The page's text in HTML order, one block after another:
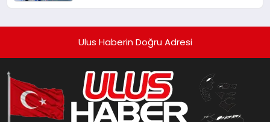
Ulus Haberin Doğru Adresi